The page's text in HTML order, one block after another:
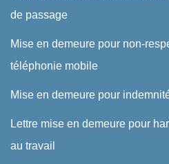
de passage
Mise en demeure pour non-
téléphonie mobile
Mise en demeure pour
Lettre mise en demeure pour
au travail